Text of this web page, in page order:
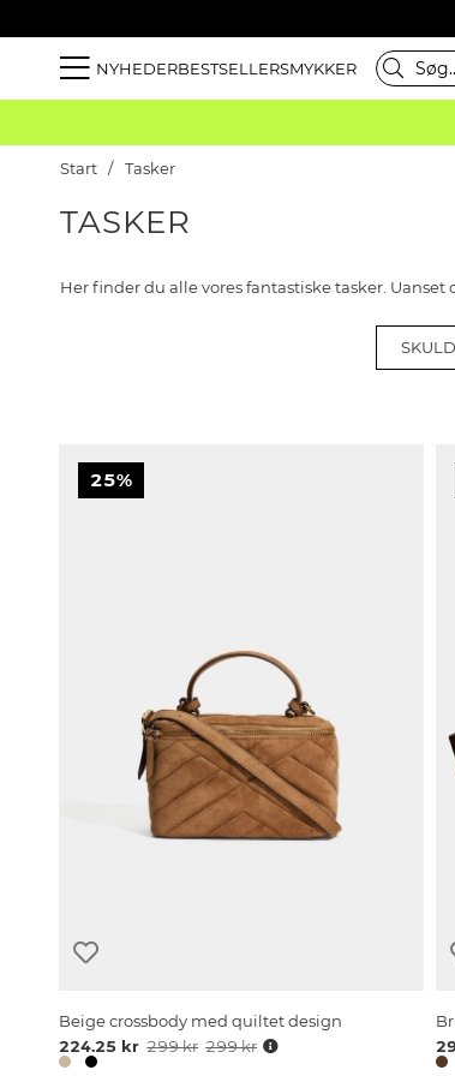
NYHEDERBESTSELLERSMYKKER
Start Tasker
TASKER
Her finder du alle vores fantastiske tasker.
25%
Beige crossbody med quiltet design
224.25 kr 299 kr 299 kr